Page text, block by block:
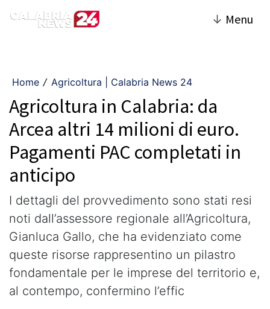
↓ Menu
Home / Agricoltura | Calabria News 24
Agricoltura in Calabria: da
Arcea altri 14 milioni di euro.
Pagamenti PAC completati in
anticipo
I dettagli del provvedimento sono stati resi
noti dall’assessore regionale all’Agricoltura,
Gianluca Gallo, che ha evidenziato come
queste risorse rappresentino un pilastro
fondamentale per le imprese del territorio e,
al contempo, confermino l’effic